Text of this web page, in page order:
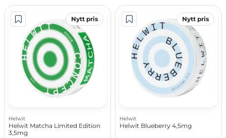
Nytt pris
Helwit
Helwit Matcha Limited Edition
3,5mg
Nytt pris
Helwit
Helwit Blueberry 4,5mg